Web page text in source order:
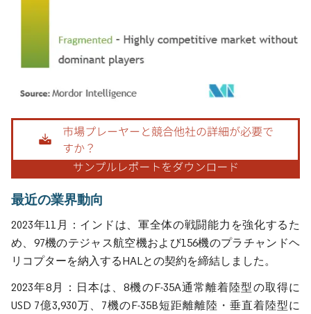
画像 © Mordor Intelligence。再利用にはCC BY 4.0の表示が必要です。
最近の業界動向
2023年11月：インドは、軍全体の戦闘能力を強化するた
め、97機のテジャス航空機および156機のプラチャンドヘ
リコプターを納入するHALとの契約を締結しました。
2023年8月：日本は、8機のF-35A通常離着陸型の取得に
USD 7億3,930万、7機のF-35B短距離離陸・垂直着陸型に